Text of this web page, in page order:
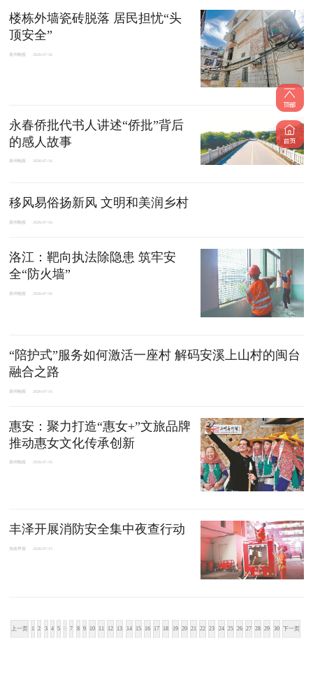
楼栋外墙瓷砖脱落 居民担忧“头
顶安全”
泉州晚报 2026-07-16
永春侨批代书人讲述“侨批”背后
的感人故事
泉州晚报 2026-07-16
移风易俗扬新风 文明和美润乡村
泉州晚报 2026-07-16
洛江：靶向执法除隐患 筑牢安
全“防火墙”
泉州晚报 2026-07-16
“陪护式”服务如何激活一座村 解码安溪上山村的闽台
融合之路
泉州晚报 2026-07-16
惠安：聚力打造“惠女+”文旅品牌
推动惠女文化传承创新
泉州晚报 2026-07-16
丰泽开展消防安全集中夜查行动
东南早报 2026-07-15
上一页 1 2 3 4 5 6 7 8 9 10 11 12 13 14 15 16 17 18 19 20 21 22 23 24 25 26 27 28 29 30 下一页